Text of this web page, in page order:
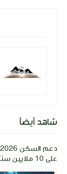
شاهد أيضاً
على 10 ملايين سنتيم (دليل حصري)